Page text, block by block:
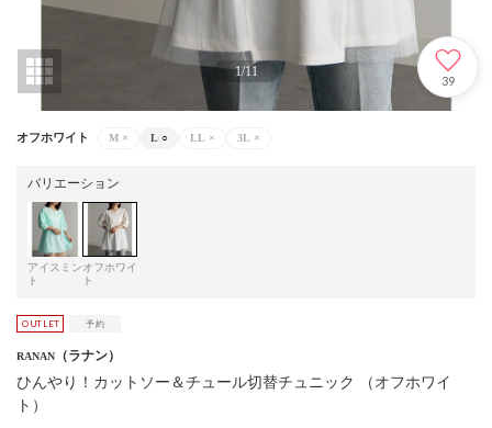
1/11
39
オフホワイト M × L ○ LL × 3L ×
バリエーション
アイスミン
ト
オフホワイ
ト
RANAN （ラナン）
ひんやり！カットソー＆チュール切替チュニック （オフホワイ
ト）